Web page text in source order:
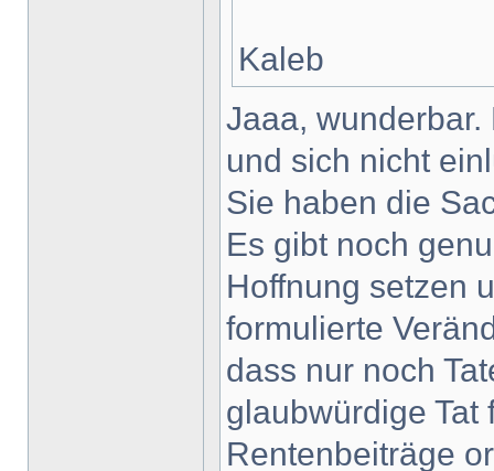
Kaleb
Jaaa,
und sich nicht
Sie haben die
Es gibt noch
Hoffnung setzen
formulierte
dass nur noch
glaubwürdige Tat
Rentenbeiträge